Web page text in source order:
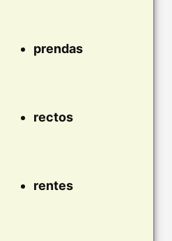
prendas
rectos
rentes